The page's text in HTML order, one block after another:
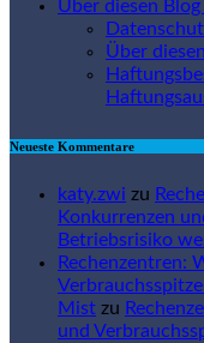
Über diesen
Über
Neueste Kommentare
katy.zwi zu
Konkurrenzen
Betriebsrisiko
Rechenzentren:
Mist zu
und